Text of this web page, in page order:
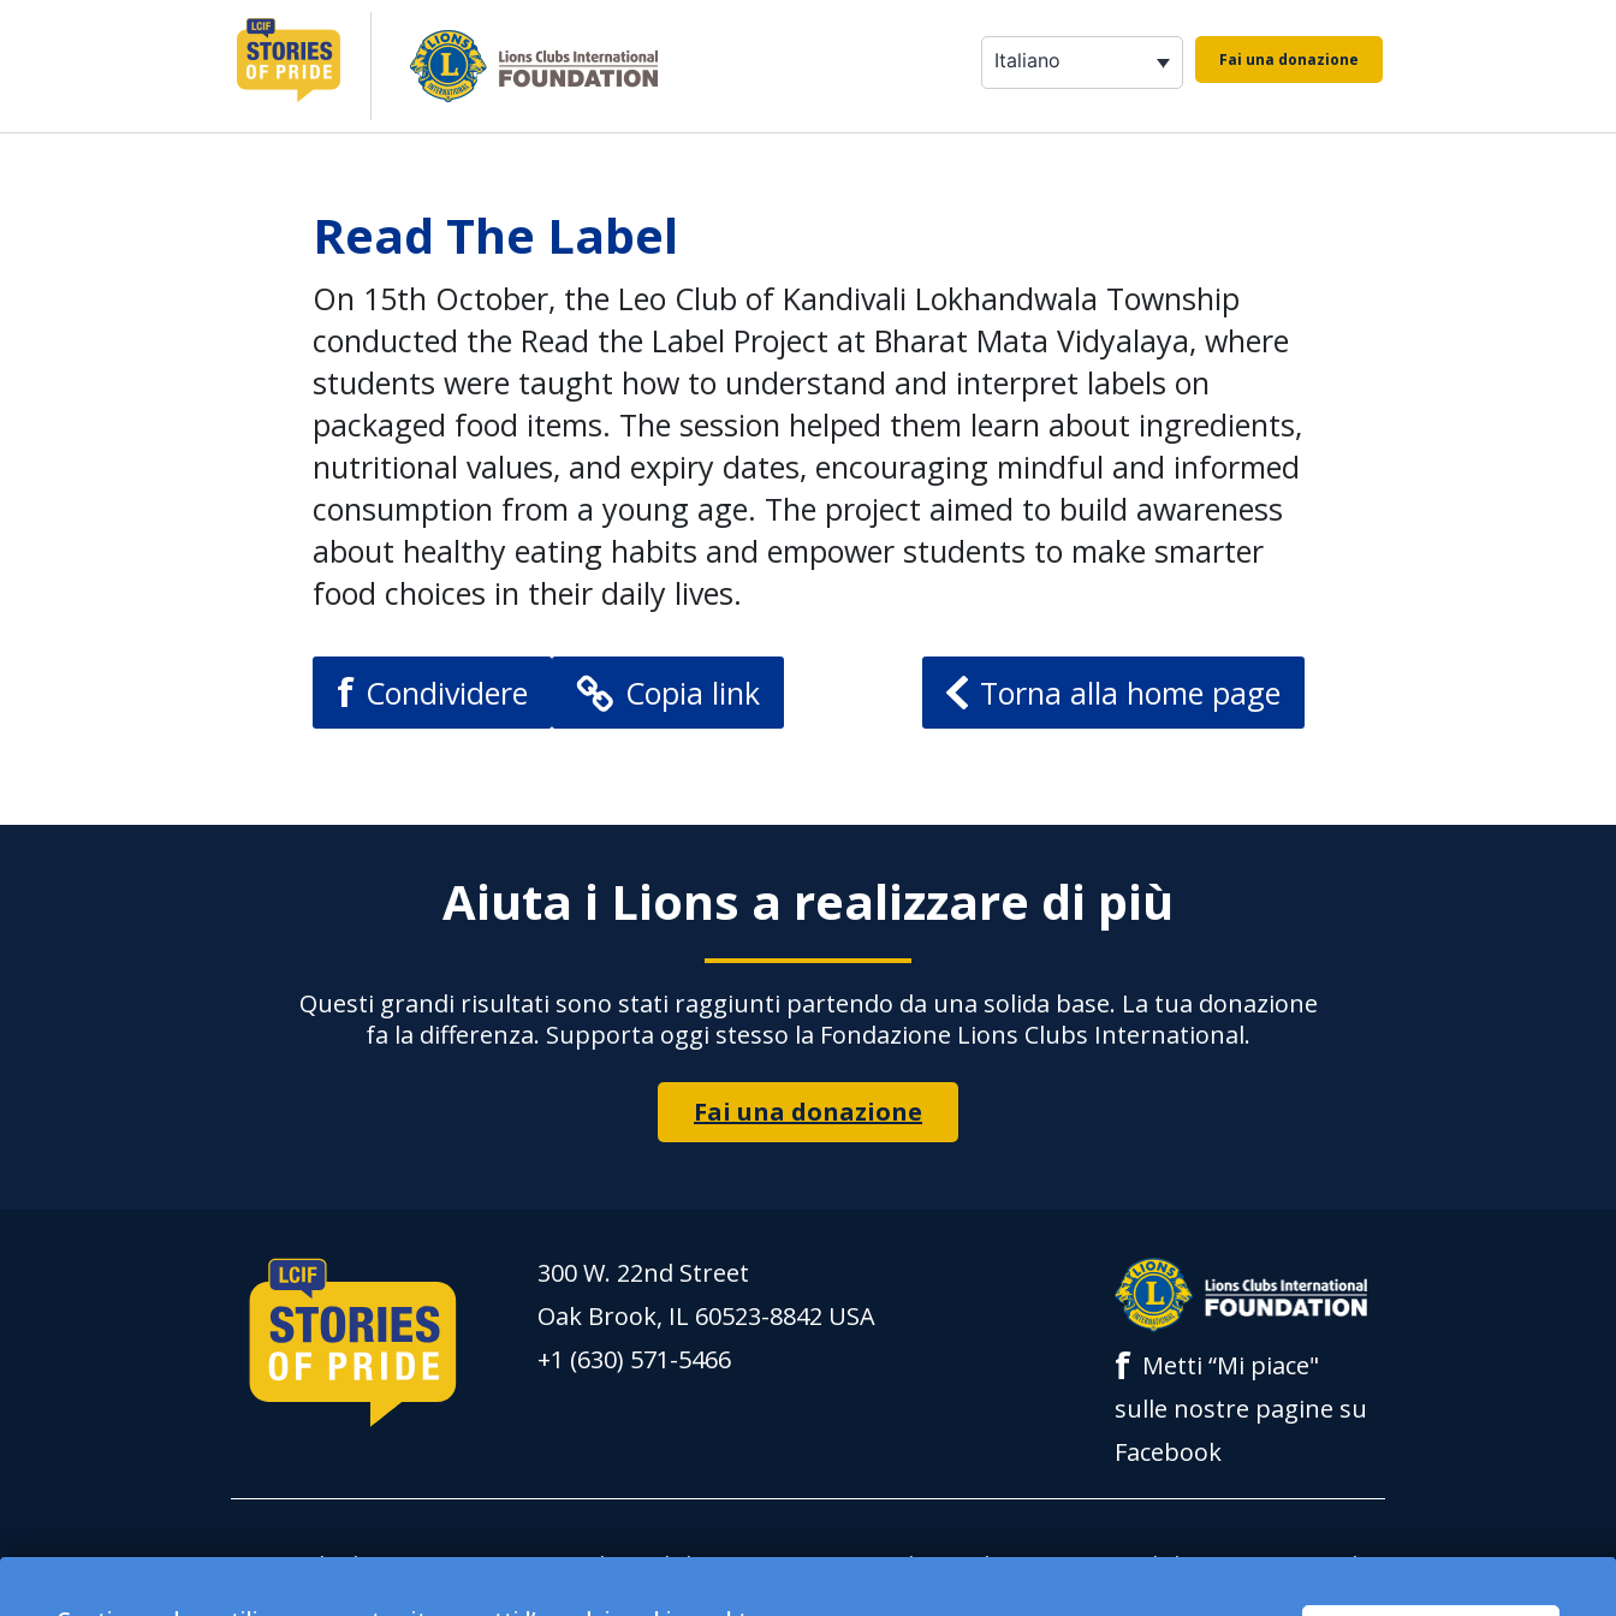
Italiano Fai una donazione
Read The Label
On 15th October, the Leo Club of Kandivali Lokhandwala Township
conducted the Read the Label Project at Bharat Mata Vidyalaya, where
students were taught how to understand and interpret labels on
packaged food items. The session helped them learn about ingredients,
nutritional values, and expiry dates, encouraging mindful and informed
consumption from a young age. The project aimed to build awareness
about healthy eating habits and empower students to make smarter
food choices in their daily lives.
f Condividere Copia link Torna alla home page
Aiuta i Lions a realizzare di più
Questi grandi risultati sono stati raggiunti partendo da una solida base. La tua donazione
fa la differenza. Supporta oggi stesso la Fondazione Lions Clubs International.
Fai una donazione
300 W. 22nd Street
Oak Brook, IL 60523-8842 USA
+1 (630) 571-5466
f Metti “Mi piace"
sulle nostre pagine su
Facebook
Tutte le donazioni eseguite su lionsclubs.org supportano la Fondazione Lions Clubs International
(LCIF) che è un'organizzazione pubblica no profit 501(c)(3) esentasse. Lions Clubs International